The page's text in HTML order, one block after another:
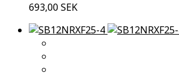
693,00 SEK